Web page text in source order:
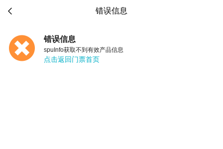
 错误信息
错误信息
spuInfo获取不到有效产品信息
点击返回门票首页